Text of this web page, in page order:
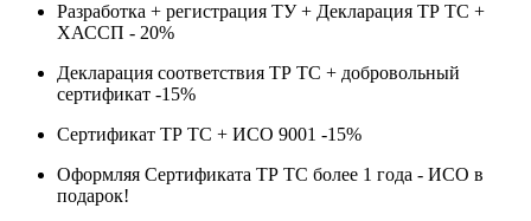
Разработка + регистрация ТУ + Декларация ТР ТС +
ХАССП - 20%
Декларация соответствия ТР ТС + добровольный
сертификат -15%
Сертификат ТР ТС + ИСО 9001 -15%
Оформляя Сертификата ТР ТС более 1 года - ИСО в
подарок!